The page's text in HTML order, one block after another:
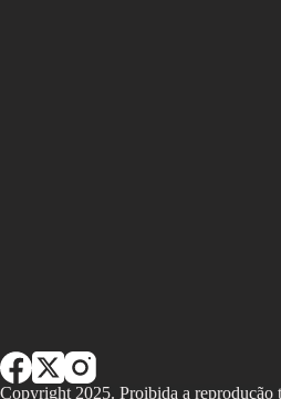
Copyright 2025. Proibida a reprodução